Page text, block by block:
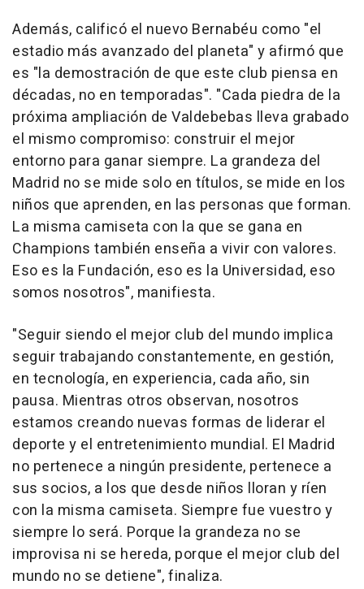
Además, calificó el nuevo Bernabéu como "el
estadio más avanzado del planeta" y afirmó que
es "la demostración de que este club piensa en
décadas, no en temporadas". "Cada piedra de la
próxima ampliación de Valdebebas lleva grabado
el mismo compromiso: construir el mejor
entorno para ganar siempre. La grandeza del
Madrid no se mide solo en títulos, se mide en los
niños que aprenden, en las personas que forman.
La misma camiseta con la que se gana en
Champions también enseña a vivir con valores.
Eso es la Fundación, eso es la Universidad, eso
somos nosotros", manifiesta.
"Seguir siendo el mejor club del mundo implica
seguir trabajando constantemente, en gestión,
en tecnología, en experiencia, cada año, sin
pausa. Mientras otros observan, nosotros
estamos creando nuevas formas de liderar el
deporte y el entretenimiento mundial. El Madrid
no pertenece a ningún presidente, pertenece a
sus socios, a los que desde niños lloran y ríen
con la misma camiseta. Siempre fue vuestro y
siempre lo será. Porque la grandeza no se
improvisa ni se hereda, porque el mejor club del
mundo no se detiene", finaliza.